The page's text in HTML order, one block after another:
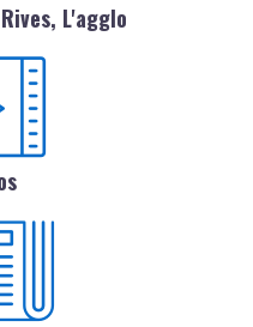
L'agglo